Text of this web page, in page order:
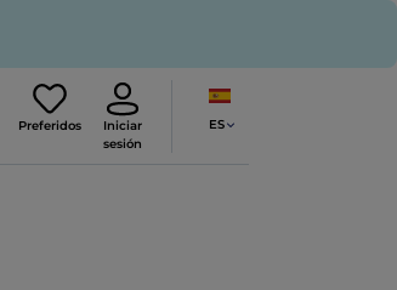
Preferidos
Iniciar
sesión
ES